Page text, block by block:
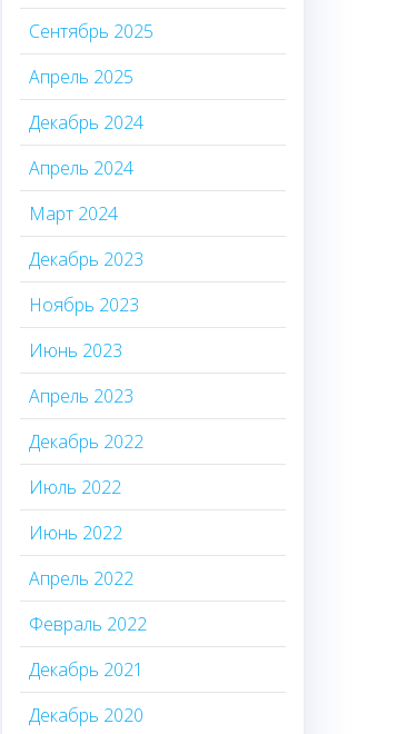
Сентябрь 2025
Апрель 2025
Декабрь 2024
Апрель 2024
Март 2024
Декабрь 2023
Ноябрь 2023
Июнь 2023
Апрель 2023
Декабрь 2022
Июль 2022
Июнь 2022
Апрель 2022
Февраль 2022
Декабрь 2021
Декабрь 2020